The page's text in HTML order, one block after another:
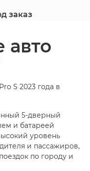
заказ
авто
S 2023 года в
5-дверный
и батареей
уровень
и пассажиров,
по городу и